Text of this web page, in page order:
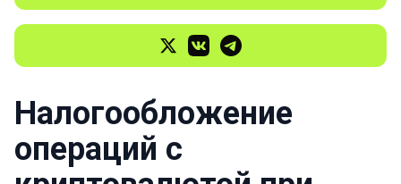
Налогообложение
операций с